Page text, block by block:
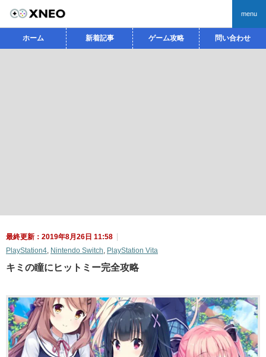
menu
ホーム 新着記事 ゲーム攻略 問い合わせ
最終更新：2019年8月26日 11:58
PlayStation4, Nintendo Switch, PlayStation Vita
キミの瞳にヒットミー完全攻略